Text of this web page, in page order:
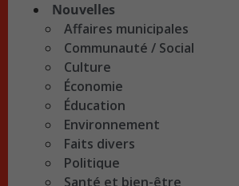
Nouvelles
Affaires municipales
Communauté / Social
Culture
Économie
Éducation
Environnement
Faits divers
Politique
Santé et bien-être